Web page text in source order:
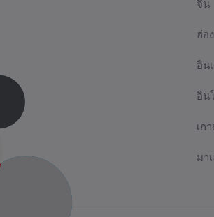
จีน
ฮ่อ
อิน
อิน
เก
มา